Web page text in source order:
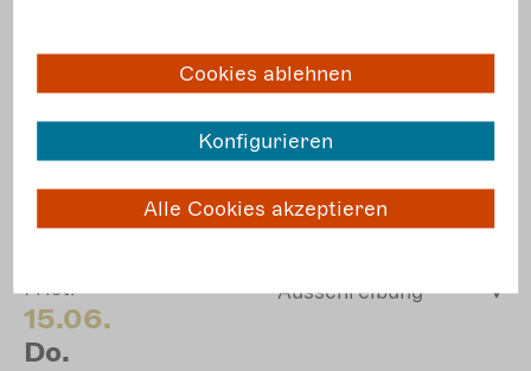
bleiben prekär. Wie kommen wir raus aus
diesem Hamsterrad?
Frist:
15.06.
Do.
Ausschreibung
Cookies ablehnen
Konfigurieren
Alle Cookies akzeptieren